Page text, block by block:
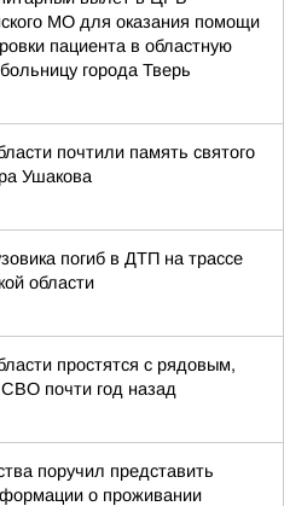
МО для оказания помощи
пациента в областную
города Тверь
почтили память святого
Ушакова
погиб в ДТП на трассе
области
простятся с рядовым,
почти год назад
поручил представить
о проживании